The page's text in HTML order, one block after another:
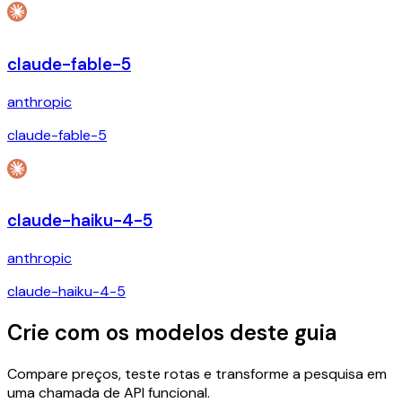
claude-fable-5
anthropic
claude-fable-5
claude-haiku-4-5
anthropic
claude-haiku-4-5
Crie com os modelos deste guia
Compare preços, teste rotas e transforme a pesquisa em
uma chamada de API funcional.